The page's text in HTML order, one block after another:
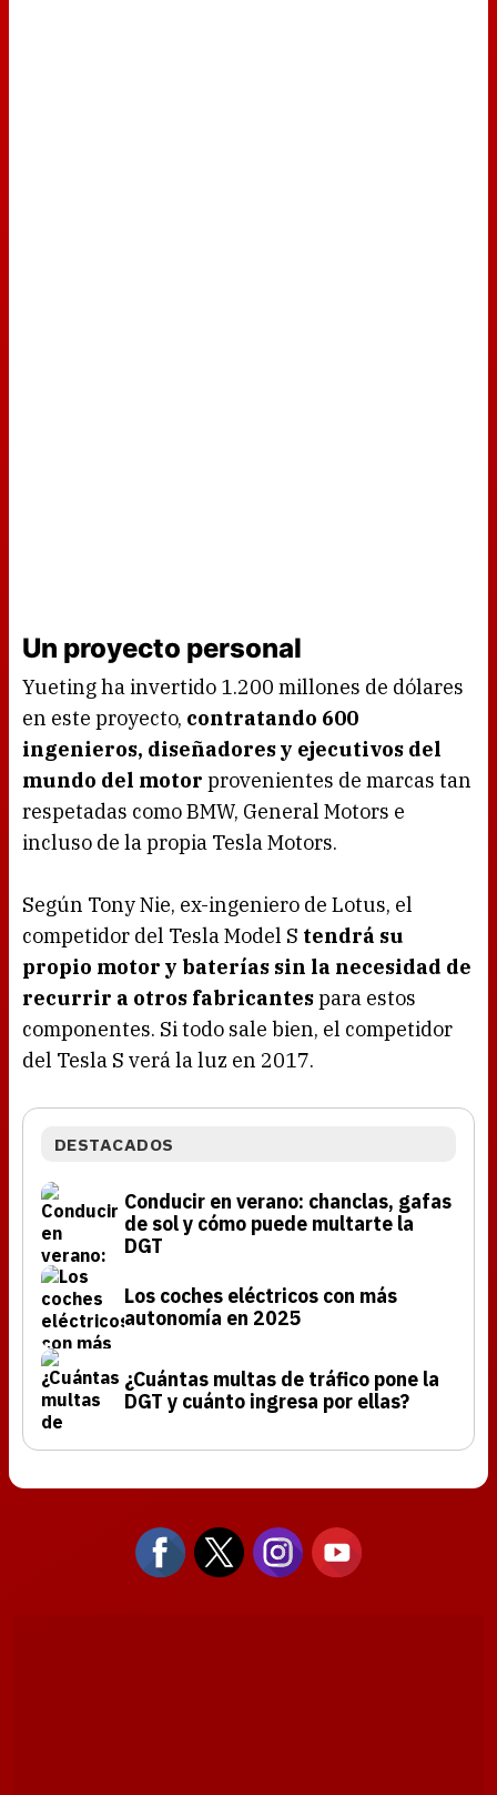
Un proyecto personal
Yueting ha invertido 1.200 millones de dólares
en este proyecto, contratando 600
ingenieros, diseñadores y ejecutivos del
mundo del motor provenientes de marcas tan
respetadas como BMW, General Motors e
incluso de la propia Tesla Motors.
Según Tony Nie, ex-ingeniero de Lotus, el
competidor del Tesla Model S tendrá su
propio motor y baterías sin la necesidad de
recurrir a otros fabricantespara estos
componentes. Si todo sale bien, el competidor
del Tesla S verá la luz en 2017.
DESTACADOS
Conducir en verano: chanclas, gafas
de sol y cómo puede multarte la
DGT
Los coches eléctricos con más
autonomía en 2025
¿Cuántas multas de tráfico pone la
DGT y cuánto ingresa por ellas?